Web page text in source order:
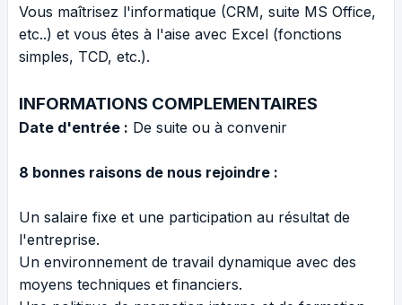
Vous maîtrisez l'informatique (CRM, suite MS Office,
etc..) et vous êtes à l'aise avec Excel (fonctions
simples, TCD, etc.).
INFORMATIONS COMPLEMENTAIRES
Date d'entrée : De suite ou à convenir
8 bonnes raisons de nous rejoindre :
Un salaire fixe et une participation au résultat de
l'entreprise.
Un environnement de travail dynamique avec des
moyens techniques et financiers.